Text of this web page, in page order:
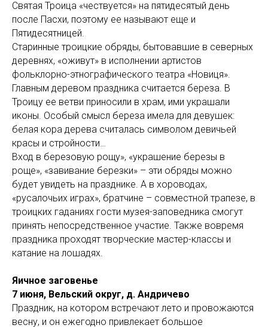
Святая Троица «чествуется» на пятидесятый день
после Пасхи, поэтому ее называют еще и
Пятидесятницей.
Старинные троицкие обряды, бытовавшие в северных
деревнях, «оживут» в исполнении артистов
фольклорно-этнографического театра «Новиця».
Главным деревом праздника считается береза. В
Троицу ее ветви приносили в храм, ими украшали
иконы. Особый смысл береза имела для девушек:
белая кора дерева считалась символом девичьей
красы и стройности…
Вход в березовую рощу», «украшение березы в
роще», «завивание березки» – эти обряды можно
будет увидеть на празднике. А в хороводах,
«русалочьих играх», братчине – совместной трапезе, в
троицких гаданиях гости музея-заповедника смогут
принять непосредственное участие. Также вовремя
праздника проходят творческие мастер-классы и
катание на лошадях.
Яичное заговенье
7 июня, Вельский округ, д. Андричево
Праздник, на котором встречают лето и провожаются
весну, и он ежегодно привлекает большое